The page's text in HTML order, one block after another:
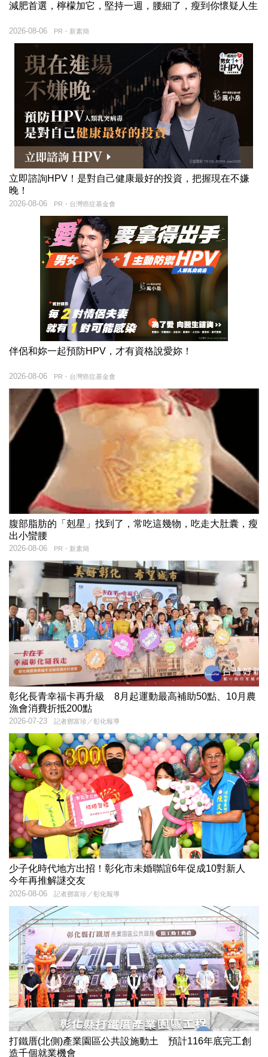
減肥首選，檸檬加它，堅持一週，腰細了，瘦到你懷疑人生
PR・新素簡
2026-08-06
立即諮詢HPV！是對自己健康最好的投資，把握現在不嫌
晚！
PR・台灣癌症基金會
2026-08-06
伴侶和妳一起預防HPV，才有資格說愛妳！
PR・台灣癌症基金會
2026-08-06
腹部脂肪的「剋星」找到了，常吃這幾物，吃走大肚囊，瘦
出小蠻腰
PR・新素簡
2026-08-06
彰化長青幸福卡再升級 8月起運動最高補助50點、10月農
漁會消費折抵200點
記者鄧富珍／彰化報導
2026-07-23
少子化時代地方出招！彰化市未婚聯誼6年促成10對新人
今年再推解謎交友
記者鄧富珍／彰化報導
2026-08-06
打鐵厝(北側)產業園區公共設施動土 預計116年底完工創
造千個就業機會